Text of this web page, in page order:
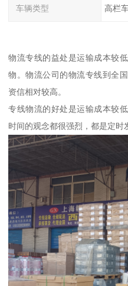
车辆类型 高栏
物流专线的益处是运输成本较
物。物流公司的物流专线到全
资信相对较高。
专线物流的好处是运输成本较
时间的观念都很强烈，都是定时